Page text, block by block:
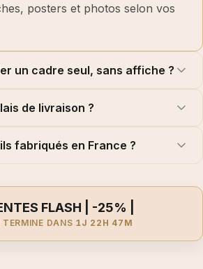
décoration plus visuelle et impactante
attire l'oeil et le poster se remarque dès
concernée.
sont sobres et peuvent apporter
et ont l'avantage d'embellir toutes
massif. Ainsi, vous avez la possibilité de
possibles avec deux matières de
et 4 formats. Amusez-vous à créer la
posters et photos selon vos
un cadre seul, sans affiche ?
de livraison ?
fabriqués en France ?
FLASH | -25% |
TERMINE DANS 1J 22H 47M